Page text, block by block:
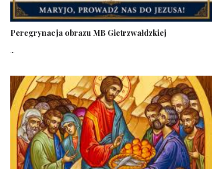
Peregrynacja obrazu MB Gietrzwałdzkiej
...